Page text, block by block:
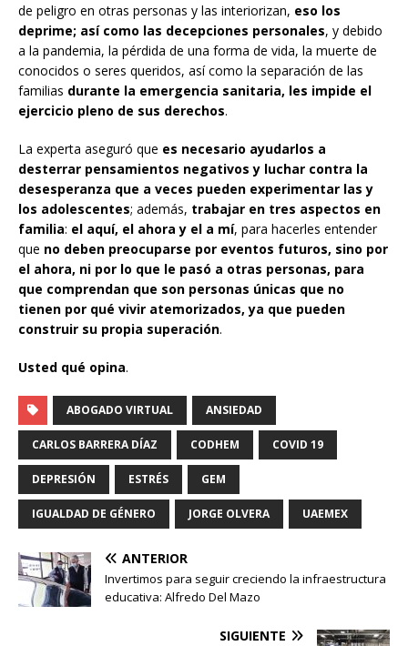
de peligro en otras personas y las interiorizan, eso los
deprime; así como las decepciones personales, y debido
a la pandemia, la pérdida de una forma de vida, la muerte de
conocidos o seres queridos, así como la separación de las
familias durante la emergencia sanitaria, les impide el
ejercicio pleno de sus derechos.
La experta aseguró que es necesario ayudarlos a
desterrar pensamientos negativos y luchar contra la
desesperanza que a veces pueden experimentar las y
los adolescentes; además, trabajar en tres aspectos en
familia: el aquí, el ahora y el a mí, para hacerles entender
que no deben preocuparse por eventos futuros, sino por
el ahora, ni por lo que le pasó a otras personas, para
que comprendan que son personas únicas que no
tienen por qué vivir atemorizados, ya que pueden
construir su propia superación.
Usted qué opina.
ABOGADO VIRTUAL ANSIEDAD
CARLOS BARRERA DÍAZ CODHEM COVID 19
DEPRESIÓN ESTRÉS GEM
IGUALDAD DE GÉNERO JORGE OLVERA UAEMEX
ANTERIOR
Invertimos para seguir creciendo la infraestructura
educativa: Alfredo Del Mazo
SIGUIENTE